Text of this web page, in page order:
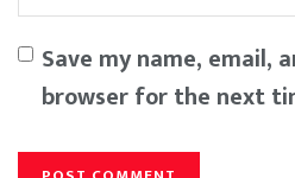
Save my name, email,
browser for the next